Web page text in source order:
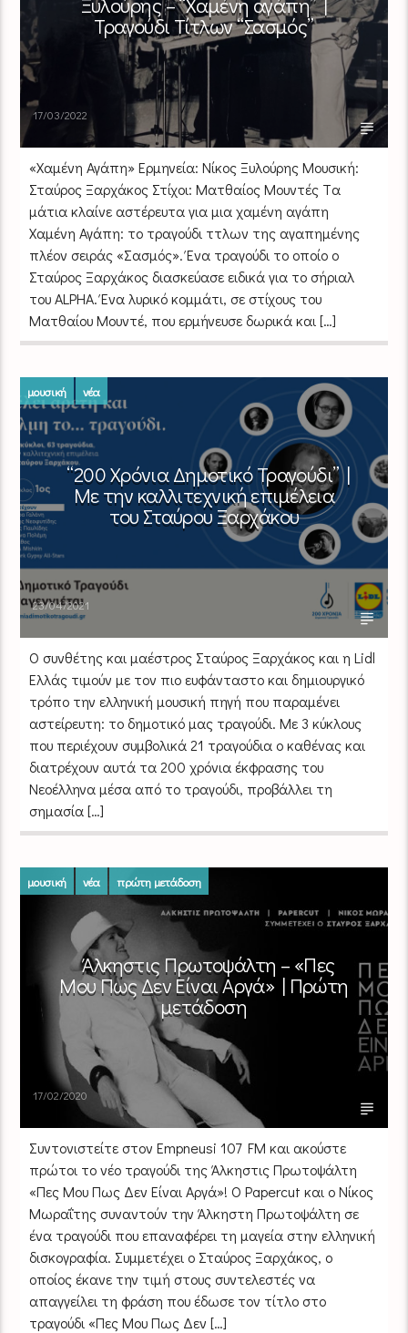
Τραγούδι Τίτλων “Σασμός”
17/03/2022
«Χαμένη Αγάπη» Ερμηνεία: Νίκος Ξυλούρης Μουσική:
Σταύρος Ξαρχάκος Στίχοι: Ματθαίος Μουντές Tα
μάτια κλαίνε αστέρευτα για μια χαμένη αγάπη
Χαμένη Αγάπη: το τραγούδι τἰτλων της αγαπημένης
πλέον σειράς «Σασμός». Ένα τραγούδι το οποίο ο
Σταύρος Ξαρχάκος διασκεύασε ειδικά για το σήριαλ
του ALPHA. Ένα λυρικό κομμάτι, σε στίχους του
Ματθαίου Μουντέ, που ερμήνευσε δωρικά και […]
μουσική νέα
“200 Χρόνια Δημοτικό Τραγούδι” |
Με την καλλιτεχνική επιμέλεια
του Σταύρου Ξαρχάκου
23/04/2021
Ο συνθέτης και μαέστρος Σταύρος Ξαρχάκος και η Lidl
Ελλάς τιμούν με τον πιο ευφάνταστο και δημιουργικό
τρόπο την ελληνική μουσική πηγή που παραμένει
αστείρευτη: το δημοτικό μας τραγούδι. Με 3 κύκλους
που περιέχουν συμβολικά 21 τραγούδια ο καθένας και
διατρέχουν αυτά τα 200 χρόνια έκφρασης του
Νεοέλληνα μέσα από το τραγούδι, προβάλλει τη
σημασία […]
μουσική νέα πρώτη μετάδοση
Άλκηστις Πρωτοψάλτη – «Πες
Μου Πως Δεν Είναι Αργά» | Πρώτη
μετάδοση
17/02/2020
Συντονιστείτε στον Empneusi 107 FM και ακούστε
πρώτοι το νέο τραγούδι της Άλκηστις Πρωτοψάλτη
«Πες Μου Πως Δεν Είναι Αργά»! Ο Papercut και ο Νίκος
Μωραΐτης συναντούν την Άλκηστη Πρωτοψάλτη σε
ένα τραγούδι που επαναφέρει τη μαγεία στην ελληνική
δισκογραφία. Συμμετέχει ο Σταύρος Ξαρχάκος, ο
οποίος έκανε την τιμή στους συντελεστές να
απαγγείλει τη φράση που έδωσε τον τίτλο στο
τραγούδι «Πες Mου Πως Δεν […]